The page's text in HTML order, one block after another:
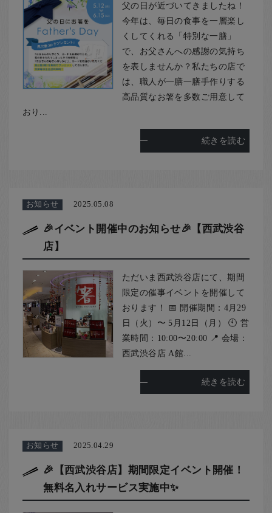
法人・飲食店のお客様
お客様の声
店舗紹介
お問い合わせ
父の日が近づいてきましたね！
今年は、毎日の食事を一層楽し
くしてくれる「特別な一膳」
で、お父さんへの感謝の気持ち
を表しませんか？私たちの店で
は、職人が一膳一膳手作りする
高品質なお箸を多数ご用意して
おり...
続きを読む
お知らせ 2025.05.08
🎉イベント開催中のお知らせ🎉【西武渋谷
店】
ただいま西武渋谷店にて、期間
限定の催事イベントを開催して
おります！ 📅 開催期間：4月29
日（火）〜 5月12日（月） 🕙 営
業時間：10:00〜20:00 📍 会場：
西武渋谷店 A館...
続きを読む
お知らせ 2025.04.29
🎉【西武渋谷店】期間限定イベント開催！
無料名入れサービス実施中✨